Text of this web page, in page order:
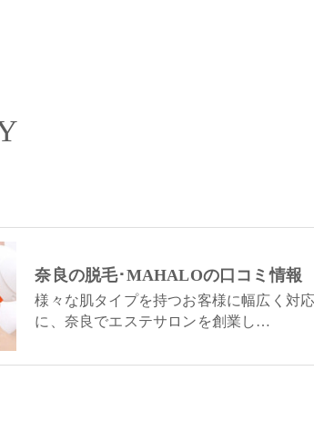
奈良の脱毛･MAHALOの口コミ情報
様々な肌タイプを持つお客様に幅広く対
に、奈良でエステサロンを創業し…